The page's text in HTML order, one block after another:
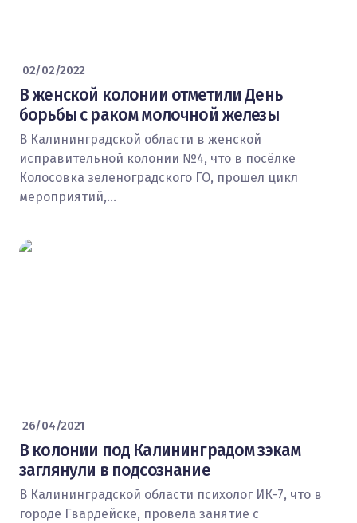
02/02/2022
В женской колонии отметили День
борьбы с раком молочной железы
В Калининградской области в женской
исправительной колонии №4, что в посёлке
Колосовка зеленоградского ГО, прошел цикл
мероприятий,…
26/04/2021
В колонии под Калининградом зэкам
заглянули в подсознание
В Калининградской области психолог ИК-7, что в
городе Гвардейске, провела занятие с